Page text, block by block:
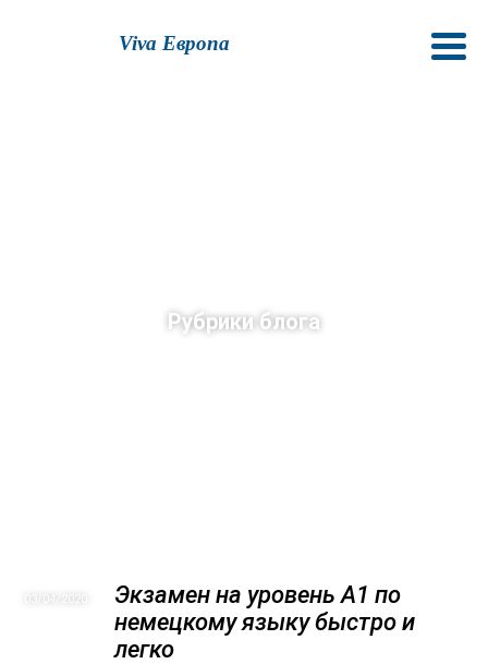
Viva Европа
Рубрики блога
Экзамен на уровень А1 по
немецкому языку быстро и
легко
2020